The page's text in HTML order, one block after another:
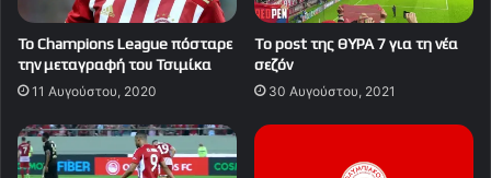
Το Champions League πόσταρε
την μεταγραφή του Τσιμίκα
11 Αυγούστου, 2020
To post της ΘΥΡΑ 7 για τη νέα
σεζόν
30 Αυγούστου, 2021